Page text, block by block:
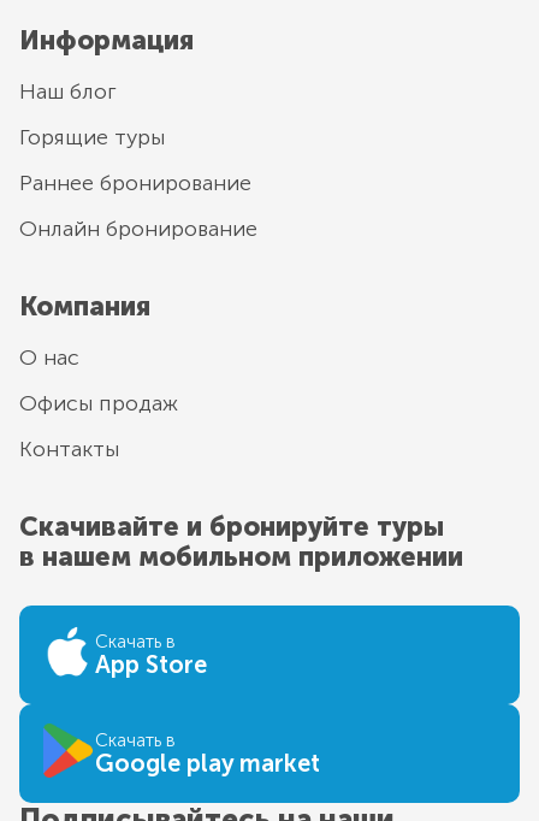
Информация
Наш блог
Горящие туры
Раннее бронирование
Онлайн бронирование
Компания
О нас
Офисы продаж
Контакты
Скачивайте и бронируйте туры
в нашем мобильном приложении
Скачать в
App Store
Скачать в
Google play market